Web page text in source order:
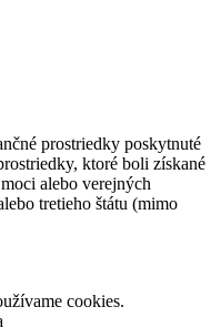
prostriedky poskytnuté
ktoré boli získané
alebo verejných
tretieho štátu (mimo
cookies.